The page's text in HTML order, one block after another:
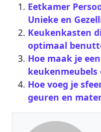
Eetkamer
Unieke en
Keukenkasten
optimaal
Hoe maak je
Hoe voeg je
geuren en